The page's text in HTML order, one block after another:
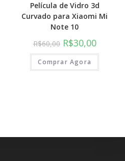
Película de Vidro 3d
Curvado para Xiaomi Mi
Note 10
R$60,00 R$30,00
Comprar Agora